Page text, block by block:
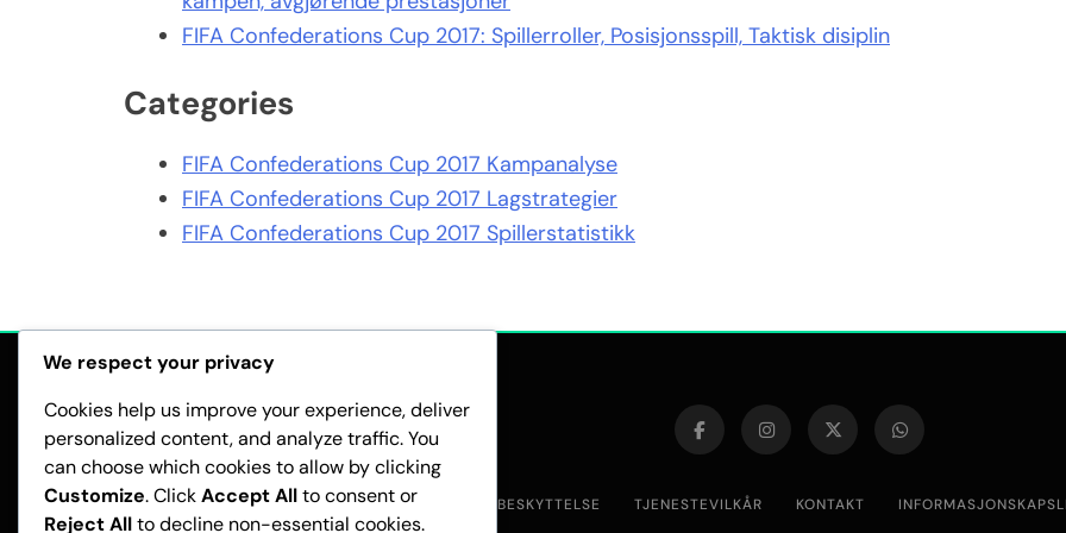
FIFA Confederations Cup 2017: Spillerroller, Posisjonsspill, Taktisk disiplin
Categories
FIFA Confederations Cup 2017 Kampanalyse
FIFA Confederations Cup 2017 Lagstrategier
FIFA Confederations Cup 2017 Spillerstatistikk
RETNINGSLINJER FOR DATABESKYTTELSE TJENESTEVILKÅR KONTAKT
We respect your privacy
Cookies help us improve your experience, deliver
personalized content, and analyze traffic. You
can choose which cookies to allow by clicking
Customize. ClickAccept Allto consent or
Reject Allto decline non-essential cookies.